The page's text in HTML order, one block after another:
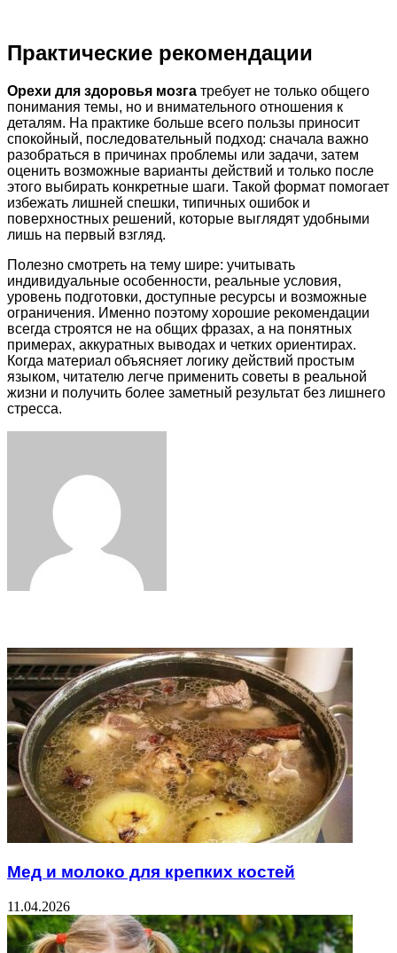
Практические рекомендации
Орехи для здоровья мозга требует не только общего
понимания темы, но и внимательного отношения к
деталям. На практике больше всего пользы приносит
спокойный, последовательный подход: сначала важно
разобраться в причинах проблемы или задачи, затем
оценить возможные варианты действий и только после
этого выбирать конкретные шаги. Такой формат помогает
избежать лишней спешки, типичных ошибок и
поверхностных решений, которые выглядят удобными
лишь на первый взгляд.
Полезно смотреть на тему шире: учитывать
индивидуальные особенности, реальные условия,
уровень подготовки, доступные ресурсы и возможные
ограничения. Именно поэтому хорошие рекомендации
всегда строятся не на общих фразах, а на понятных
примерах, аккуратных выводах и четких ориентирах.
Когда материал объясняет логику действий простым
языком, читателю легче применить советы в реальной
жизни и получить более заметный результат без лишнего
стресса.
Мед и молоко для крепких костей
11.04.2026